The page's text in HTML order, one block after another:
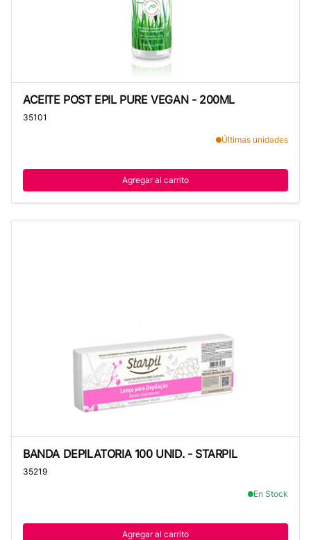
ACEITE POST EPIL PURE VEGAN - 200ML
35101
Últimas unidades
Agregar al carrito
BANDA DEPILATORIA 100 UNID. - STARPIL
35219
En Stock
Agregar al carrito